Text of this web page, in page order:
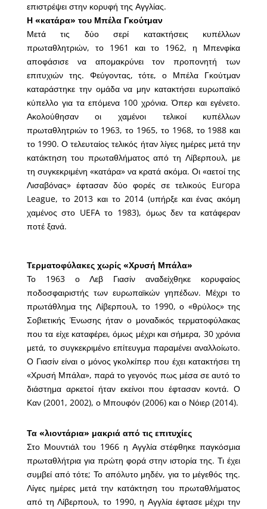
επιστρέψει στην κορυφή της Αγγλίας.
Η «κατάρα» του Μπέλα Γκούτμαν
Μετά τις δύο σερί κατακτήσεις κυπέλλων
πρωταθλητριών, το 1961 και το 1962, η Μπενφίκα
αποφάσισε να απομακρύνει τον προπονητή των
επιτυχιών της. Φεύγοντας, τότε, ο Μπέλα Γκούτμαν
καταράστηκε την ομάδα να μην κατακτήσει ευρωπαϊκό
κύπελλο για τα επόμενα 100 χρόνια. Όπερ και εγένετο.
Ακολούθησαν οι χαμένοι τελικοί κυπέλλων
πρωταθλητριών το 1963, το 1965, το 1968, το 1988 και
το 1990. Ο τελευταίος τελικός ήταν λίγες ημέρες μετά την
κατάκτηση του πρωταθλήματος από τη Λίβερπουλ, με
τη συγκεκριμένη «κατάρα» να κρατά ακόμα. Οι «αετοί της
Λισαβόνας» έφτασαν δύο φορές σε τελικούς Europa
League, το 2013 και το 2014 (υπήρξε και ένας ακόμη
χαμένος στο UEFA το 1983), όμως δεν τα κατάφεραν
ποτέ ξανά.
Τερματοφύλακες χωρίς «Χρυσή Μπάλα»
Το 1963 ο Λεβ Γιασίν αναδείχθηκε κορυφαίος
ποδοσφαιριστής των ευρωπαϊκών γηπέδων. Μέχρι το
πρωτάθλημα της Λίβερπουλ, το 1990, ο «θρύλος» της
Σοβιετικής Ένωσης ήταν ο μοναδικός τερματοφύλακας
που τα είχε καταφέρει, όμως μέχρι και σήμερα, 30 χρόνια
μετά, το συγκεκριμένο επίτευγμα παραμένει αναλλοίωτο.
Ο Γιασίν είναι ο μόνος γκολκίπερ που έχει κατακτήσει τη
«Χρυσή Μπάλα», παρά το γεγονός πως μέσα σε αυτό το
διάστημα αρκετοί ήταν εκείνοι που έφτασαν κοντά. Ο
Καν (2001, 2002), ο Μπουφόν (2006) και ο Νόιερ (2014).
Τα «λιοντάρια» μακριά από τις επιτυχίες
Στο Μουντιάλ του 1966 η Αγγλία στέφθηκε παγκόσμια
πρωταθλήτρια για πρώτη φορά στην ιστορία της. Τι έχει
συμβεί από τότε; Το απόλυτο μηδέν, για το μέγεθός της.
Λίγες ημέρες μετά την κατάκτηση του πρωταθλήματος
από τη Λίβερπουλ, το 1990, η Αγγλία έφτασε μέχρι την